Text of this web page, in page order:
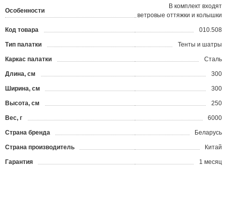
Особенности
В комплект входят
ветровые оттяжки и колышки
Код товара 010.508
Тип палатки Тенты и шатры
Каркас палатки Сталь
Длина, см 300
Ширина, см 300
Высота, см 250
Вес, г 6000
Страна бренда Беларусь
Страна производитель Китай
Гарантия 1 месяц